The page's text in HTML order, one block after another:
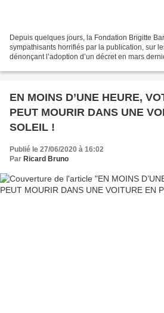
Depuis quelques jours, la Fondation Brigitte
sympathisants horrifiés par la publication, sur
dénonçant l’adoption d’un décret en mars
EN MOINS D’UNE HEURE,
PEUT MOURIR DANS UNE
SOLEIL !
Publié le 27/06/2020 à 16:02
Par Ricard Bruno